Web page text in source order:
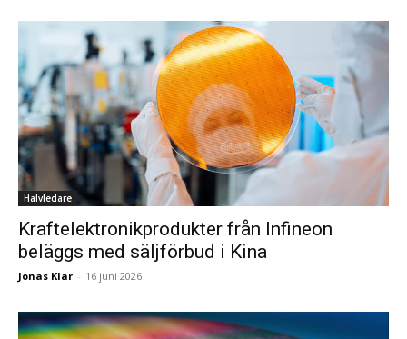
Halvledare
Kraftelektronikprodukter från Infineon
beläggs med säljförbud i Kina
Jonas Klar - 16 juni 2026